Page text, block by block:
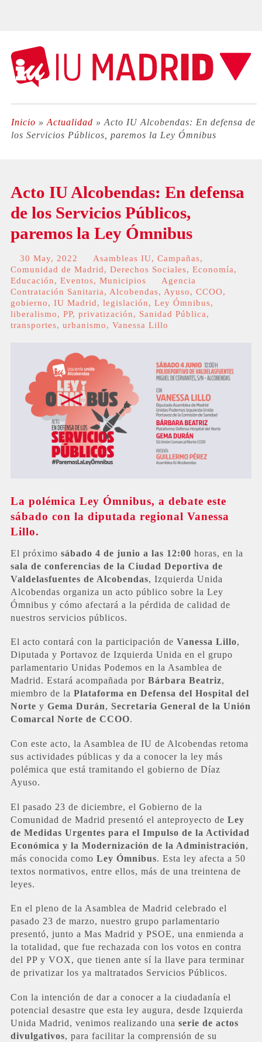
Inicio » Actualidad » Acto IU Alcobendas: En defensa de
los Servicios Públicos, paremos la Ley Ómnibus
Acto IU Alcobendas: En defensa
de los Servicios Públicos,
paremos la Ley Ómnibus
30 May, 2022 Asambleas IU, Campañas,
Comunidad de Madrid, Derechos Sociales, Economía,
Educación, Eventos, Municipios
Agencia
Contratación Sanitaria, Alcobendas, Ayuso, CCOO,
gobierno, IU Madrid, legislación, Ley Ómnibus,
liberalismo, PP, privatización, Sanidad Pública,
transportes, urbanismo, Vanessa Lillo
La polémica Ley Ómnibus, a debate este
sábado con la diputada regional Vanessa
Lillo.
El próximo sábado 4 de junio a las 12:00 horas, en la
sala de conferencias de la Ciudad Deportiva de
Valdelasfuentes de Alcobendas, Izquierda Unida
Alcobendas organiza un acto público sobre la Ley
Ómnibus y cómo afectará a la pérdida de calidad de
nuestros servicios públicos.
El acto contará con la participación de Vanessa Lillo,
Diputada y Portavoz de Izquierda Unida en el grupo
parlamentario Unidas Podemos en la Asamblea de
Madrid. Estará acompañada por Bárbara Beatriz,
miembro de la Plataforma en Defensa del Hospital del
Norte y Gema Durán, Secretaria General de la Unión
Comarcal Norte de CCOO.
Con este acto, la Asamblea de IU de Alcobendas retoma
sus actividades públicas y da a conocer la ley más
polémica que está tramitando el gobierno de Díaz
Ayuso.
El pasado 23 de diciembre, el Gobierno de la
Comunidad de Madrid presentó el anteproyecto de Ley
de Medidas Urgentes para el Impulso de la Actividad
Económica y la Modernización de la Administración,
más conocida como Ley Ómnibus. Esta ley afecta a 50
textos normativos, entre ellos, más de una treintena de
leyes.
En el pleno de la Asamblea de Madrid celebrado el
pasado 23 de marzo, nuestro grupo parlamentario
presentó, junto a Mas Madrid y PSOE, una enmienda a
la totalidad, que fue rechazada con los votos en contra
del PP y VOX, que tienen ante sí la llave para terminar
de privatizar los ya maltratados Servicios Públicos.
Con la intención de dar a conocer a la ciudadanía el
potencial desastre que esta ley augura, desde Izquierda
Unida Madrid, venimos realizando una serie de actos
divulgativos, para facilitar la comprensión de su